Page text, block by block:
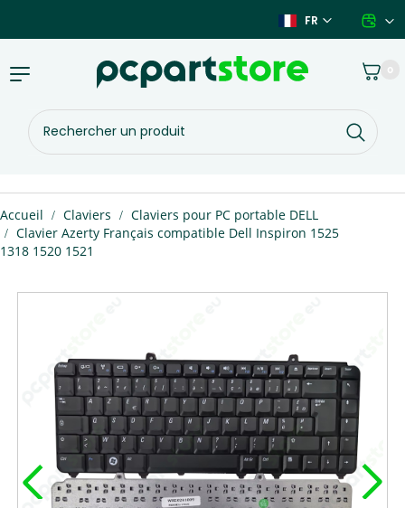
contenu
FR
Rechercher
un
produit
Panier 0
Basculer
navigation
Vous
êtes
ici :
Accueil Claviers
Claviers pour PC portable DELL
Clavier Azerty Français compatible Dell Inspiron 1525
1318 1520 1521